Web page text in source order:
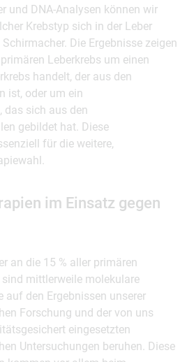
und DNA-Analysen können wir
Krebstyp sich in der Leber
Die Ergebnisse zeigen
Leberkrebs um einen
handelt, der aus den
ist, oder um ein
das sich aus den
gebildet hat. Diese
für die weitere,
im Einsatz gegen
an die 15 % aller primären
mittlerweile molekulare
auf den Ergebnissen unserer
Forschung und der von uns
eingesetzten
Untersuchungen beruhen. Diese